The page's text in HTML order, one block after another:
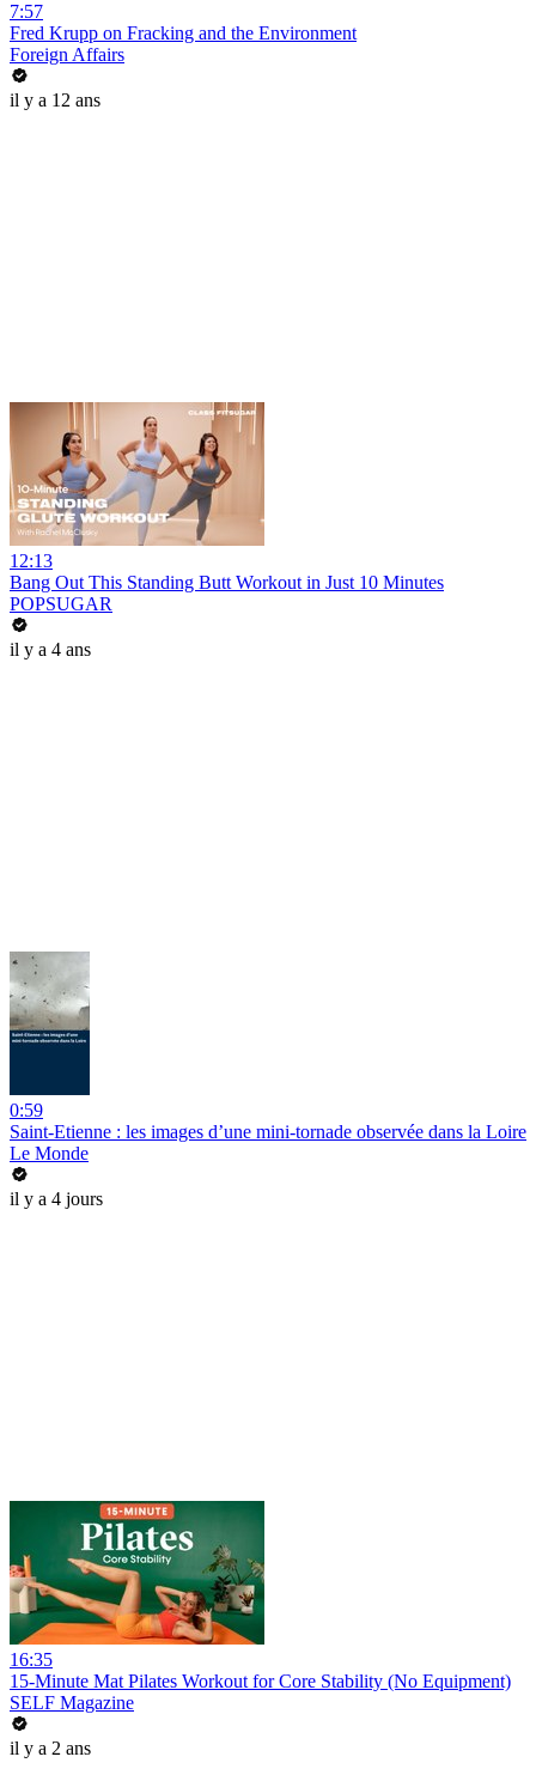
7:57
Fred Krupp on Fracking and the Environment
Foreign Affairs
il y a 12 ans
12:13
Bang Out This Standing Butt Workout in Just 10 Minutes
POPSUGAR
il y a 4 ans
0:59
Saint-Etienne : les images d’une mini-tornade observée dans la Loire
Le Monde
il y a 4 jours
16:35
15-Minute Mat Pilates Workout for Core Stability (No Equipment)
SELF Magazine
il y a 2 ans